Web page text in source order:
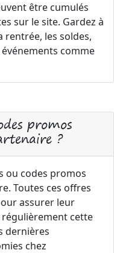
être cumulés
sur le site. Gardez à
rentrée, les soldes,
comme
promos
?
ou codes promos
Toutes ces offres
assurer leur
cette
dernières
chez